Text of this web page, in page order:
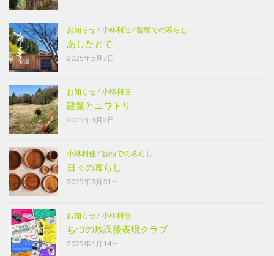
お知らせ/小林利佳/智頭での暮らし
あしたとて
2025年5月7日
お知らせ/小林利佳
建築とニワトリ
2025年4月2日
小林利佳/智頭での暮らし
日々の暮らし
2025年3月31日
お知らせ/小林利佳
ちづの放課後表現クラブ
2025年1月14日